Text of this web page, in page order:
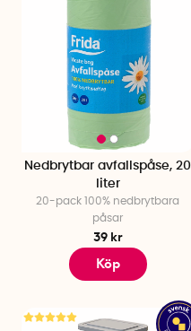
Nedbrytbar avfallspåse, 20
liter
20-pack 100% nedbrytbara
påsar
39 kr
Köp